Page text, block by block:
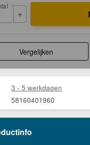
+
Vergelijken
3 - 5 werkdagen
58160401960